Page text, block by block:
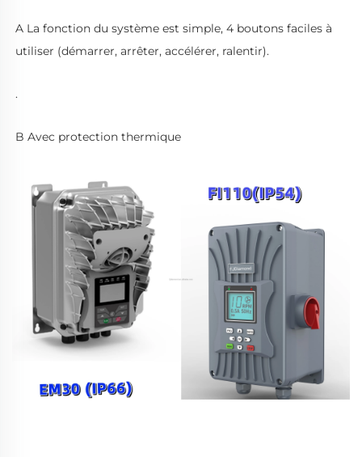
A La fonction du système est simple, 4 boutons faciles à
utiliser (démarrer, arrêter, accélérer, ralentir).
.
B Avec protection thermique